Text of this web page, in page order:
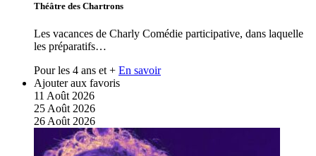
Théâtre des Chartrons
Les vacances de Charly Comédie participative, dans laquelle
les préparatifs…
Pour les 4 ans et + En savoir
Ajouter aux favoris
11 Août 2026
25 Août 2026
26 Août 2026